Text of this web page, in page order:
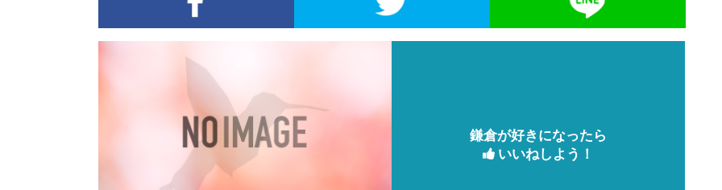
鎌倉が好きになったら
いいねしよう！